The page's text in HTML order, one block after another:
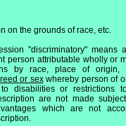
on the grounds of race, etc.
"discriminatory" means
person attributable wholly or
by race, place of origin,
or sexwhereby person of
disabilities or restrictions
are not made
which are not